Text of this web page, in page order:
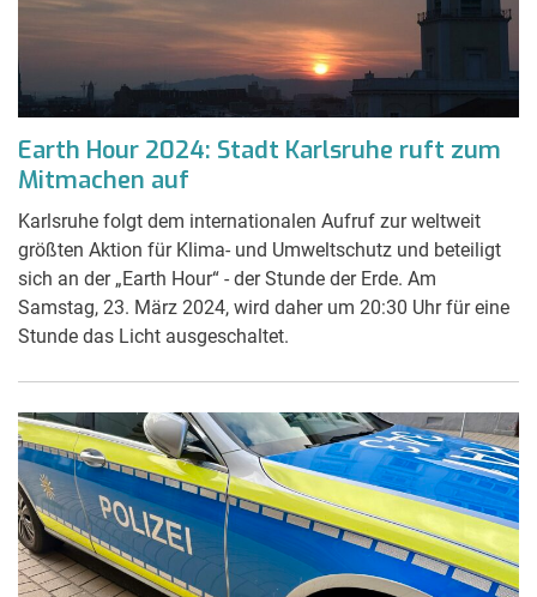
Earth Hour 2024: Stadt Karlsruhe ruft zum
Mitmachen auf
Karlsruhe folgt dem internationalen Aufruf zur weltweit
größten Aktion für Klima- und Umweltschutz und beteiligt
sich an der „Earth Hour“ - der Stunde der Erde. Am
Samstag, 23. März 2024, wird daher um 20:30 Uhr für eine
Stunde das Licht ausgeschaltet.